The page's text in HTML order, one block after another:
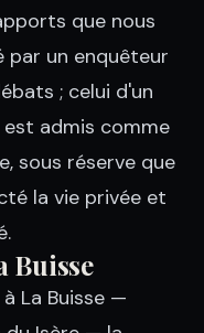
que nous
par un enquêteur
; celui d'un
admis comme
sous réserve que
la vie privée et
Buisse
La Buisse —